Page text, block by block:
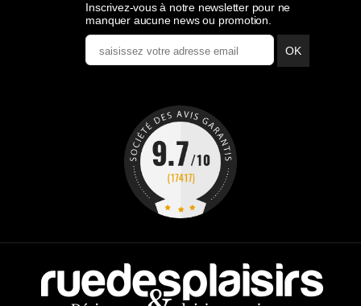
Inscrivez-vous à notre newsletter pour ne
manquer aucune news ou promotion.
OK